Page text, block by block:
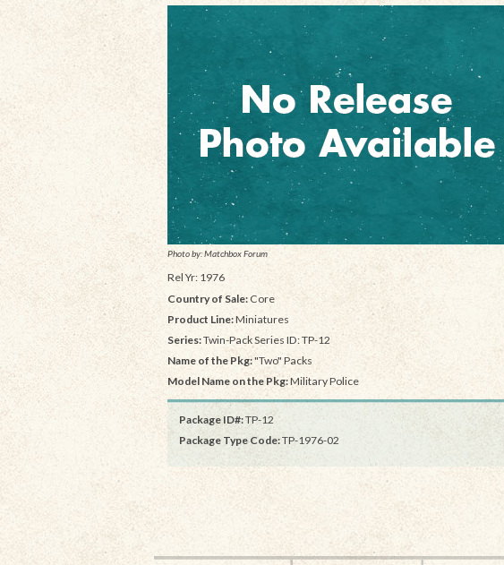
Photo by: Matchbox Forum
Rel Yr: 1976
Country of Sale: Core
Product Line:Miniatures
Series:Twin-Pack Series ID: TP-12
Name of the Pkg:"Two" Packs
Model Name on the Pkg:Military Police
Package ID#:TP-12
Package Type Code:TP-1976-02